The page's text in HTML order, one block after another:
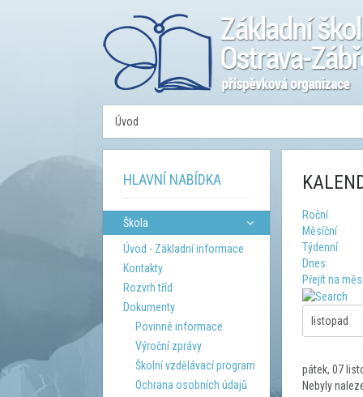
Úvod
Roční
Měsíční
Týdenní
Dnes
Přejít na
pátek, 07
Nebyly
HLAVNÍ NABÍDKA
Škola
Úvod - Základní informace
Kontakty
Rozvrh tříd
Dokumenty
Povinné informace
Výroční zprávy
Školní vzdělávací program
Ochrana osobních údajů